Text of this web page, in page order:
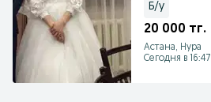
Б/у
20 000 тг.
Астана, Нура
Сегодня в 16:47